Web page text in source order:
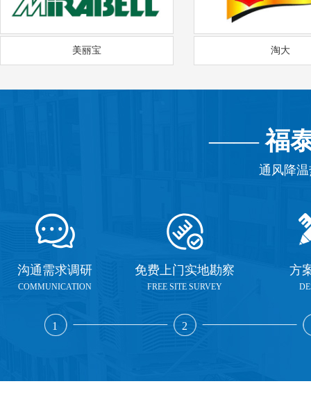
美丽宝 淘大
——福
通风降
沟通需求调研
COMMUNICATION
1
免费上门实地勘察
FREE SITE SURVEY
2
方